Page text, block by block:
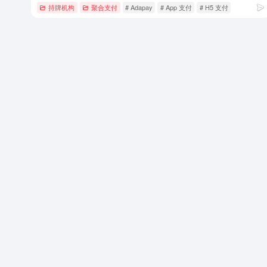
持牌机构 聚合支付 # Adapay # App 支付 # H5 支付